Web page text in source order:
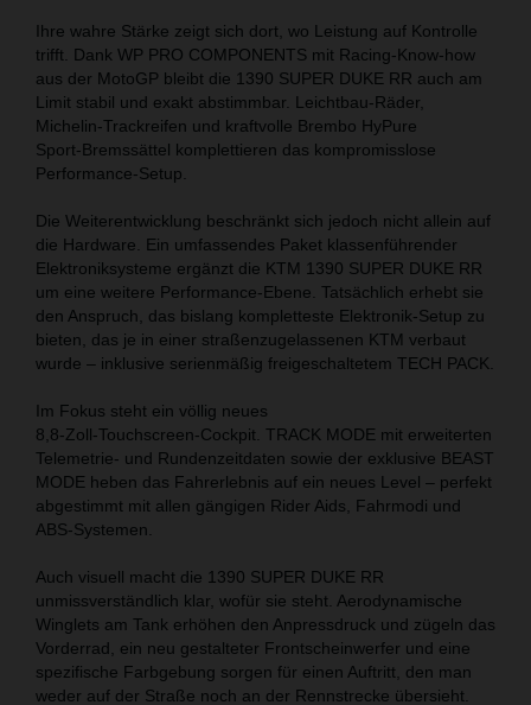
Ihre wahre Stärke zeigt sich dort, wo Leistung auf Kontrolle
trifft. Dank WP PRO COMPONENTS mit Racing‑Know-how
aus der MotoGP bleibt die 1390 SUPER DUKE RR auch am
Limit stabil und exakt abstimmbar. Leichtbau‑Räder,
Michelin‑Trackreifen und kraftvolle Brembo HyPure
Sport‑Bremssättel komplettieren das kompromisslose
Performance‑Setup.
Die Weiterentwicklung beschränkt sich jedoch nicht allein auf
die Hardware. Ein umfassendes Paket klassenführender
Elektroniksysteme ergänzt die KTM 1390 SUPER DUKE RR
um eine weitere Performance‑Ebene. Tatsächlich erhebt sie
den Anspruch, das bislang kompletteste Elektronik‑Setup zu
bieten, das je in einer straßenzugelassenen KTM verbaut
wurde – inklusive serienmäßig freigeschaltetem TECH PACK.
Im Fokus steht ein völlig neues
8,8‑Zoll‑Touchscreen‑Cockpit. TRACK MODE mit erweiterten
Telemetrie‑ und Rundenzeitdaten sowie der exklusive BEAST
MODE heben das Fahrerlebnis auf ein neues Level – perfekt
abgestimmt mit allen gängigen Rider Aids, Fahrmodi und
ABS‑Systemen.
Auch visuell macht die 1390 SUPER DUKE RR
unmissverständlich klar, wofür sie steht. Aerodynamische
Winglets am Tank erhöhen den Anpressdruck und zügeln das
Vorderrad, ein neu gestalteter Frontscheinwerfer und eine
spezifische Farbgebung sorgen für einen Auftritt, den man
weder auf der Straße noch an der Rennstrecke übersieht.